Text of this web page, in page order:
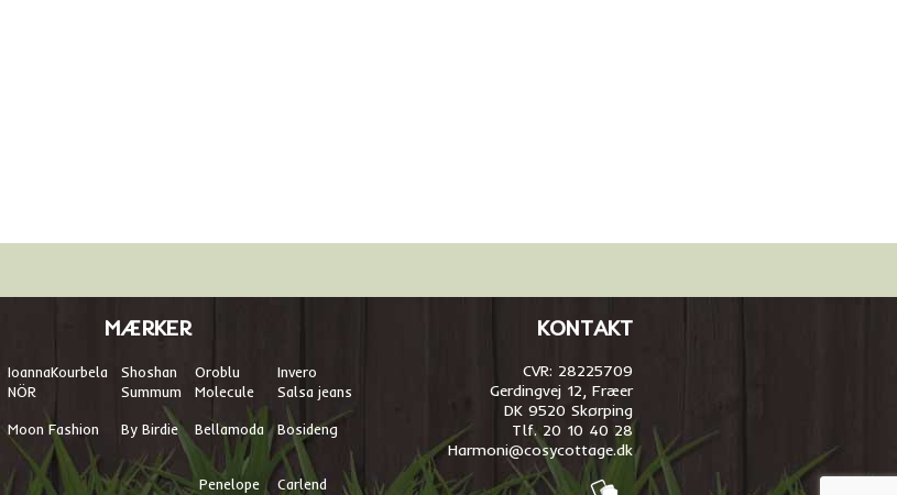
MÆRKER
IoannaKourbela Shoshan Oroblu
Invero
NÖR Summum Molecule Salsa jeans
Moon Fashion By Birdie Bellamoda Bosideng
Penelope
Carlend
KONTAKT
CVR: 28225709
Gerdingvej 12, Fræer
DK 9520 Skørping
Tlf. 20 10 40 28
Harmoni@cosycottage.dk